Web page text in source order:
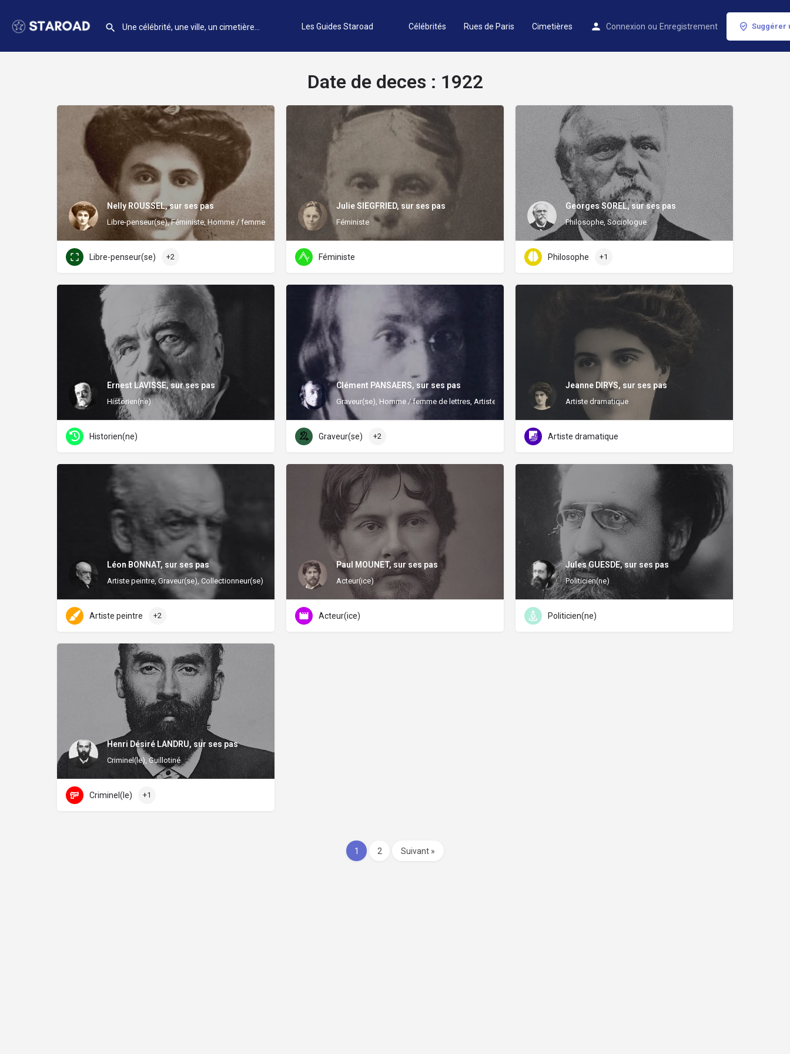
Les Guides Staroad Célébrités Rues de Paris Cimetières Connexion ou Enregistrement Suggérer
Date de deces : 1922
Nelly ROUSSEL, sur ses pas
Libre-penseur(se), Féministe, Homme / femme de lettres
Libre-penseur(se) +2
Julie SIEGFRIED, sur ses pas
Féministe
Féministe
Georges SOREL, sur ses pas
Philosophe, Sociologue
Philosophe +1
Ernest LAVISSE, sur ses pas
Historien(ne)
Historien(ne)
Clément PANSAERS, sur ses pas
Graveur(se), Homme / femme de lettres, Artiste peintre
Graveur(se) +2
Jeanne DIRYS, sur ses pas
Artiste dramatique
Artiste dramatique
Léon BONNAT, sur ses pas
Artiste peintre, Graveur(se), Collectionneur(se)
Artiste peintre +2
Paul MOUNET, sur ses pas
Acteur(ice)
Acteur(ice)
Jules GUESDE, sur ses pas
Politicien(ne)
Politicien(ne)
Henri Désiré LANDRU, sur ses pas
Criminel(le), Guillotiné
Criminel(le) +1
1 2 Suivant »